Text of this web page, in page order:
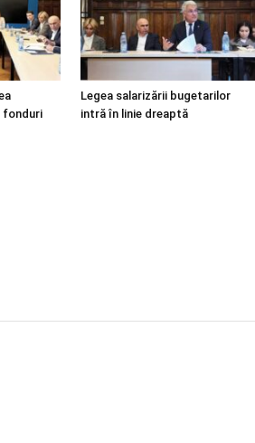
fonduri
Legea salarizării bugetarilor
intră în linie dreaptă